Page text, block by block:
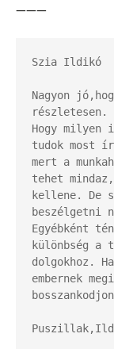
———
Szia Ildikó
Nagyon
Hogy milyen
tudok most
mert a
tehet
kellene. De
beszélgetni
Egyébként
különbség a
dolgokhoz.
embernek